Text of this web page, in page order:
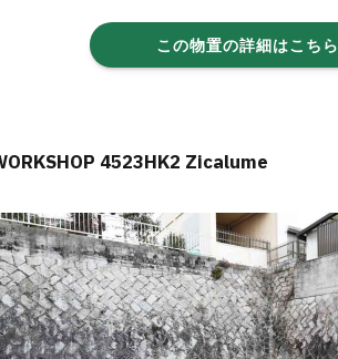
この物置の詳細はこちら
4523HK2 Zicalume